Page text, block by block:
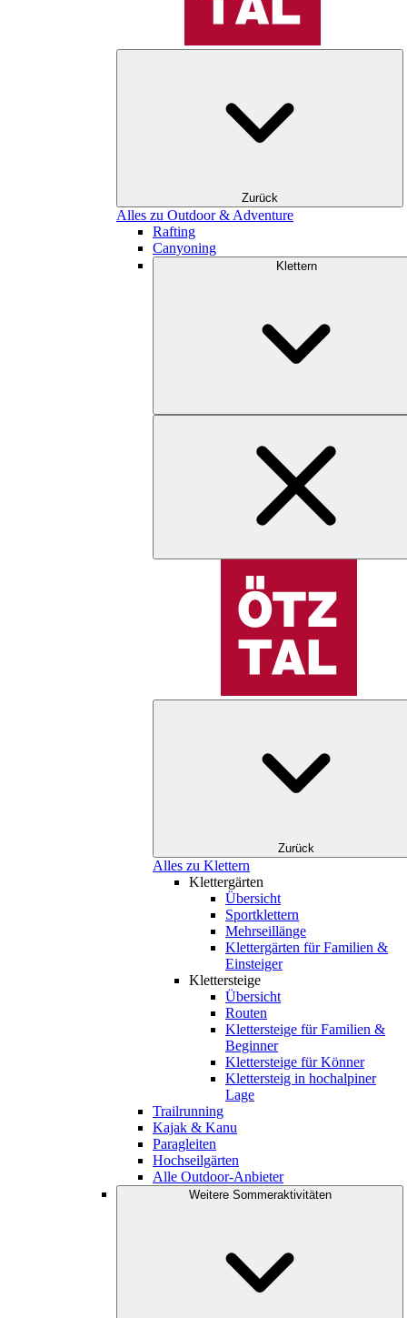
Zurück
Alles zu Outdoor & Adventure
Rafting
Canyoning
Klettern
Zurück
Alles zu Klettern
Klettergärten
Übersicht
Sportklettern
Mehrseillänge
Klettergärten für Familien &
Einsteiger
Klettersteige
Übersicht
Routen
Klettersteige für Familien &
Beginner
Klettersteige für Könner
Klettersteig in hochalpiner
Lage
Trailrunning
Kajak & Kanu
Paragleiten
Hochseilgärten
Alle Outdoor-Anbieter
Weitere Sommeraktivitäten